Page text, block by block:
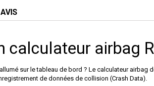
AVIS
calculateur airbag
sur le tableau de bord ? Le calculateur airbag
de données de collision (Crash Data).